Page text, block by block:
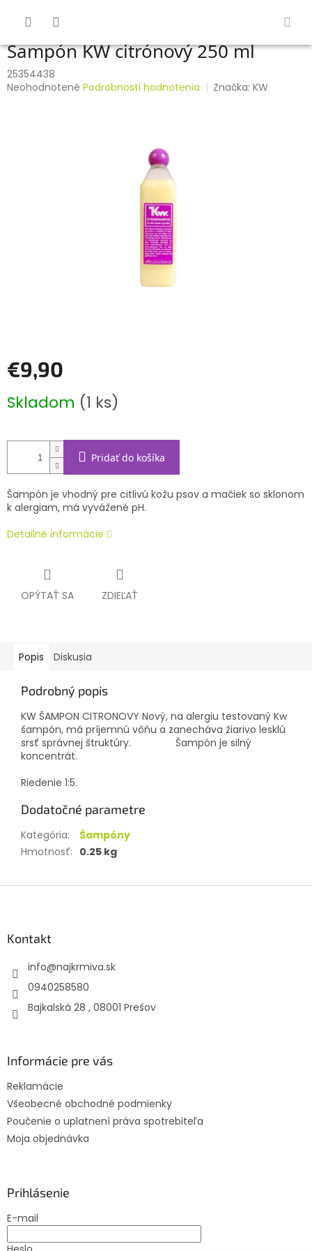
Šampón KW citrónový 250 ml
25354438
Priemerné
Neohodnotené Podrobnosti hodnotenia Značka:KW
€9,90
cena:
Skladom (1 ks)
Pridať do košíka
Šampón je vhodný pre citlivú kožu psov a mačiek so sklonom
k alergiam, má vyvážené pH.
Detailné informácie
OPÝTAŤ SA ZDIEĽAŤ
Popis Diskusia
Podrobný popis
KW ŠAMPON CITRONOVY Nový, na alergiu testovaný Kw
šampón, má príjemnú vôňu a zanecháva žiarivo lesklú
srsť správnej štruktúry. Šampón je silný
koncentrát.
Riedenie 1:5.
Dodatočné parametre
Kategória:
Šampóny
Hmotnosť: 0.25 kg
Kontakt
info@najkrmiva.sk
0940258580
Bajkalská 28 , 08001 Prešov
Informácie pre vás
Reklamácie
Všeobecné obchodné podmienky
Poučenie o uplatnení práva spotrebiteľa
Moja objednávka
Prihlásenie
E-mail